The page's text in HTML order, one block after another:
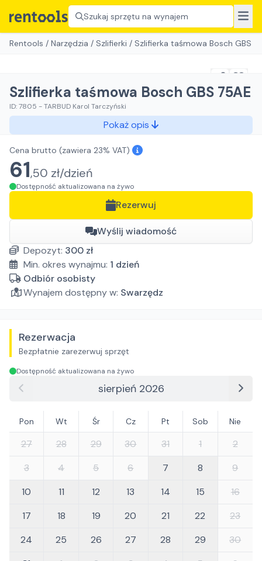
Szukaj sprzętu na wynajem
Rentools / Narzędzia / Szlifierki / Szlifierka taśmowa Bosch GBS
Szlifierka taśmowa Bosch GBS 75AE
ID:7805 -TARBUD Karol Tarczyński
Pokaż opis
Cena brutto (zawiera 23% VAT)
61,50 zł/dzień
Dostępność aktualizowana na żywo
Rezerwuj
Wyślij wiadomość
Depozyt: 300 zł
Min. okres wynajmu: 1 dzień
Odbiór osobisty
Wynajem dostępny w: Swarzędz
Rezerwacja
Bezpłatnie zarezerwuj sprzęt
Dostępność aktualizowana na żywo
sierpień 2026
Pon Wt Śr Cz Pt Sob Nie
27 28 29 30 31 1
2
3
4 5 6 7 8
9
10
11 12 13 14 15
16
17
18 19 20 21 22
23
24
25 26 27 28 29
30